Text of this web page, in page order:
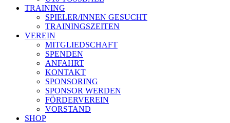
TRAINING
SPIELER/INNEN GESUCHT
TRAININGSZEITEN
VEREIN
MITGLIEDSCHAFT
SPENDEN
ANFAHRT
KONTAKT
SPONSORING
SPONSOR WERDEN
FÖRDERVEREIN
VORSTAND
SHOP